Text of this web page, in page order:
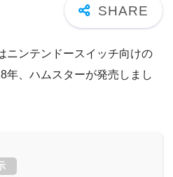
ニンテンドースイッチ向けの
年、ハムスターが発売しまし